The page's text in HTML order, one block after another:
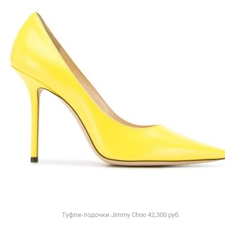
Туфли-лодочки Jimmy Choo 42,300 руб.